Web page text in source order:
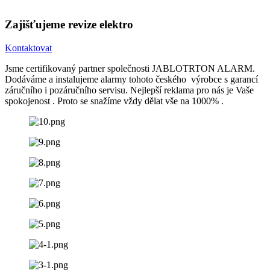
Zajišťujeme revize elektro
Kontaktovat
Jsme certifikovaný partner společnosti JABLOTRTON ALARM.
Dodáváme a instalujeme alarmy tohoto českého výrobce s garancí
záručního i pozáručního servisu. Nejlepší reklama pro nás je Vaše
spokojenost . Proto se snažíme vždy dělat vše na 1000% .